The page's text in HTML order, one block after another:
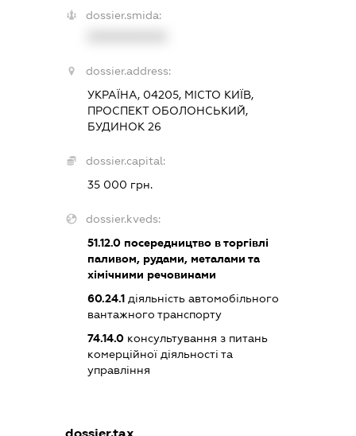
dossier.smida:
dossier.address:
УКРАЇНА, 04205, МІСТО КИЇВ,
ПРОСПЕКТ ОБОЛОНСЬКИЙ,
БУДИНОК 26
dossier.capital:
35 000 грн.
dossier.kveds:
51.12.0 посередництво в торгівлі
паливом, рудами, металами та
хімічними речовинами
60.24.1 діяльність автомобільного
вантажного транспорту
74.14.0 консультування з питань
комерційної діяльності та
управління